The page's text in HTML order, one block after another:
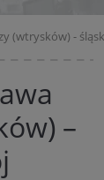
(wtrysków) -
–